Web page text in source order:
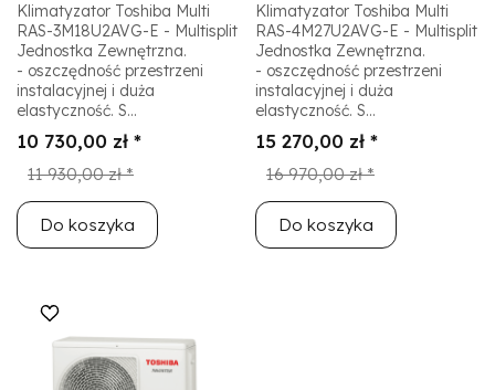
Klimatyzator Toshiba Multi
RAS-3M18U2AVG-E - Multisplit
Jednostka Zewnętrzna.
- oszczędność przestrzeni
instalacyjnej i duża
elastyczność. S...
10 730,00 zł *
11 930,00 zł *
Do koszyka
Klimatyzator Toshiba Multi
RAS-4M27U2AVG-E - Multisplit
Jednostka Zewnętrzna.
- oszczędność przestrzeni
instalacyjnej i duża
elastyczność. S...
15 270,00 zł *
16 970,00 zł *
Do koszyka